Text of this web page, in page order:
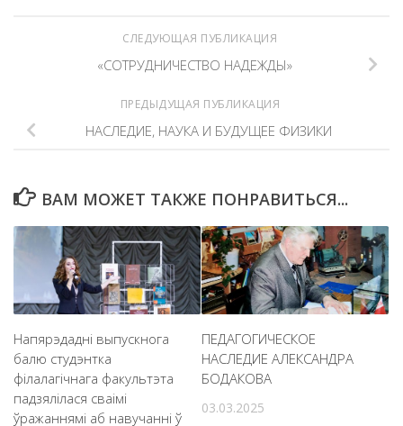
СЛЕДУЮЩАЯ ПУБЛИКАЦИЯ
«СОТРУДНИЧЕСТВО НАДЕЖДЫ»
ПРЕДЫДУЩАЯ ПУБЛИКАЦИЯ
НАСЛЕДИЕ, НАУКА И БУДУЩЕЕ ФИЗИКИ
ВАМ МОЖЕТ ТАКЖЕ ПОНРАВИТЬСЯ...
Напярэдадні выпускнога
балю студэнтка
філалагічнага факультэта
падзялілася сваімі
ўражаннямі аб навучанні ў
ПЕДАГОГИЧЕСКОЕ
НАСЛЕДИЕ АЛЕКСАНДРА
БОДАКОВА
03.03.2025